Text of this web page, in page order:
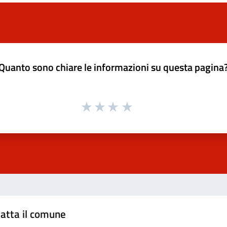
sono chiare le informazioni su questa
il comune